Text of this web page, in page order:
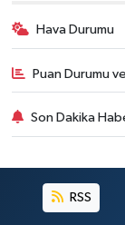
Hava Durumu
Puan Durumu
Son Dakika
RSS